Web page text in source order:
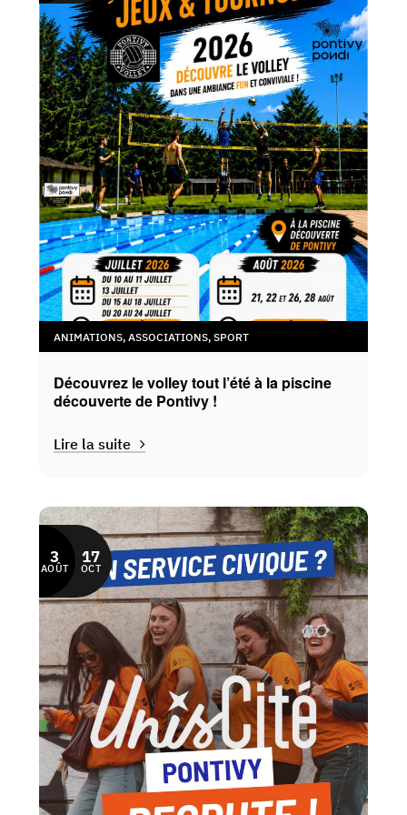
ANIMATIONS,ASSOCIATIONS,SPORT
Découvrez le volley tout l’été à la piscine
découverte de Pontivy !
Lire la suite
3
AOÛT
17
OCT